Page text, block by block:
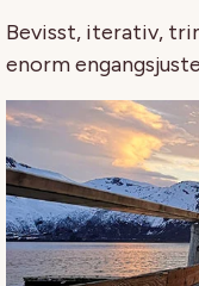
Bevisst, iterativ,
enorm